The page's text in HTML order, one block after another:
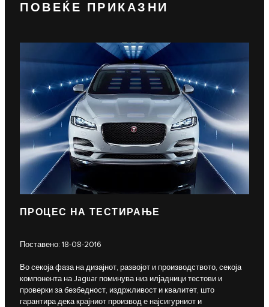
ПОВЕЌЕ ПРИКАЗНИ
ПРОЦЕС НА ТЕСТИРАЊЕ
Поставено: 18-08-2016
Во секоја фаза на дизајнот, развојот и производството, секоја
компонента на Jaguar поминува низ илјадници тестови и
проверки за безбедност, издржливост и квалитет, што
гарантира дека крајниот производ е најсигурниот и